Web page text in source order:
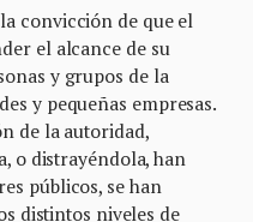
convicción de que el
el alcance de su
y grupos de la
y pequeñas empresas.
de la autoridad,
o distrayéndola, han
públicos, se han
distintos niveles de